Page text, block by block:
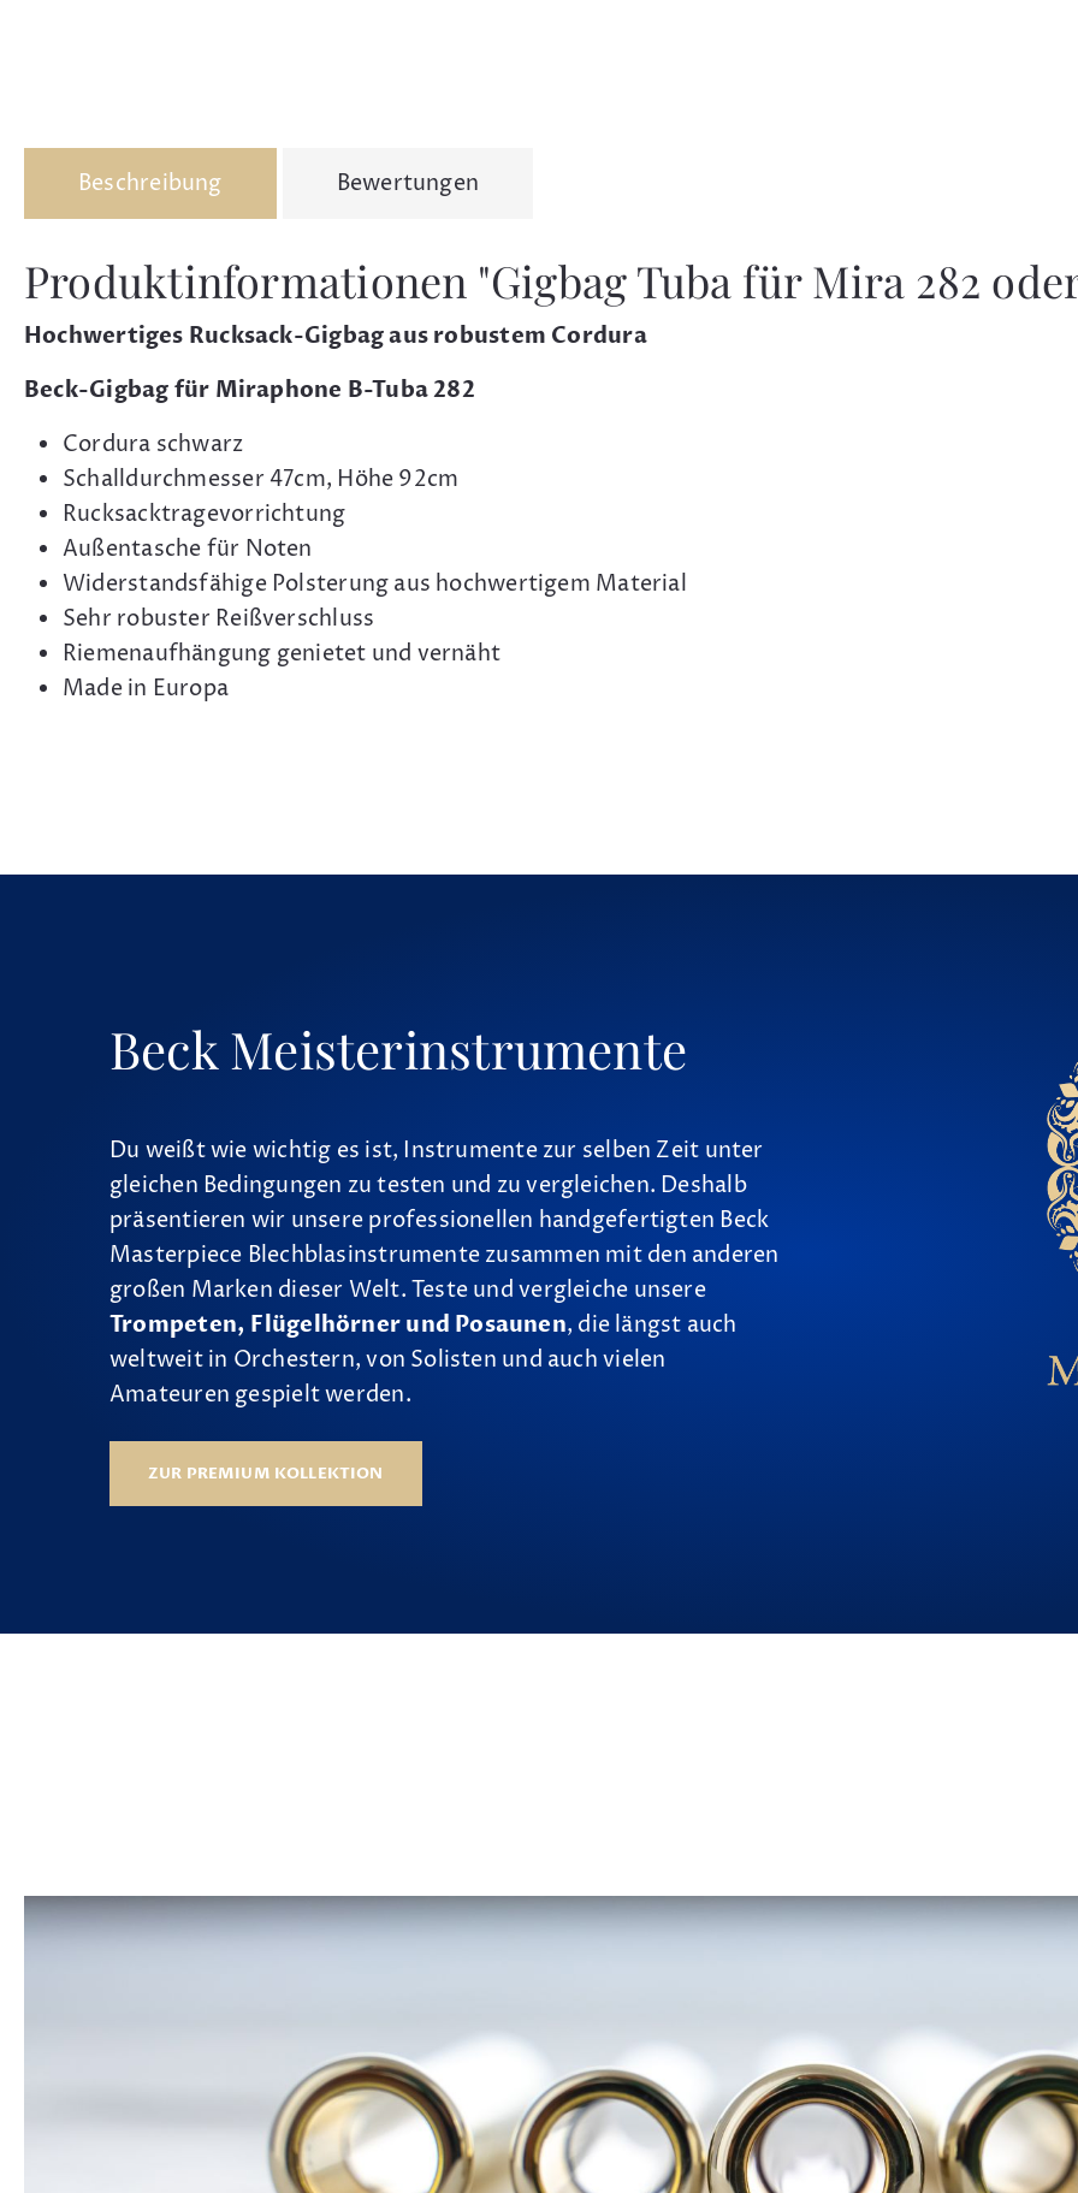
Beschreibung Bewertungen
Produktinformationen "Gigbag Tuba für Mira 282
Hochwertiges Rucksack-Gigbag aus robustem Cordura
Beck-Gigbag für Miraphone B-Tuba 282
Cordura schwarz
Schalldurchmesser 47cm, Höhe 92cm
Rucksacktragevorrichtung
Außentasche für Noten
Widerstandsfähige Polsterung aus hochwertigem Material
Sehr robuster Reißverschluss
Riemenaufhängung genietet und vernäht
Made in Europa
Beck Meisterinstrumente
Du weißt wie wichtig es ist, Instrumente zur selben Zeit unter
gleichen Bedingungen zu testen und zu vergleichen. Deshalb
präsentieren wir unsere professionellen handgefertigten Beck
Masterpiece Blechblasinstrumente zusammen mit den anderen
großen Marken dieser Welt. Teste und vergleiche unsere
Trompeten, Flügelhörner und Posaunen, die längst auch
weltweit in Orchestern, von Solisten und auch vielen
Amateuren gespielt werden.
ZUR PREMIUM KOLLEKTION